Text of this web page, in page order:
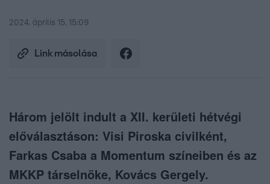
2024. április 15. 15:09
Link másolása
Három jelölt indult a XII. kerületi hétvégi
előválasztáson: Visi Piroska civilként,
Farkas Csaba a Momentum színeiben és az
MKKP társelnöke, Kovács Gergely.